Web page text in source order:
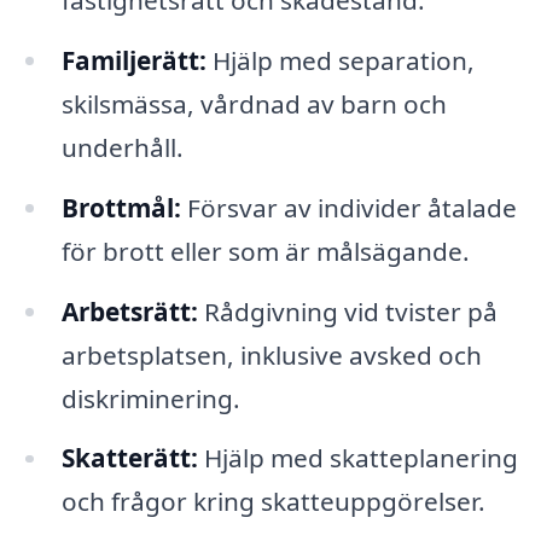
Familjerätt: Hjälp med separation,
skilsmässa, vårdnad av barn och
underhåll.
Brottmål: Försvar av individer åtalade
för brott eller som är målsägande.
Arbetsrätt: Rådgivning vid tvister på
arbetsplatsen, inklusive avsked och
diskriminering.
Skatterätt: Hjälp med skatteplanering
och frågor kring skatteuppgörelser.